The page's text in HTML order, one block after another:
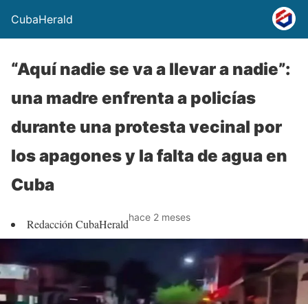
CubaHerald
“Aquí nadie se va a llevar a nadie”:
una madre enfrenta a policías
durante una protesta vecinal por
los apagones y la falta de agua en
Cuba
Redacción CubaHeraldhace 2 meses